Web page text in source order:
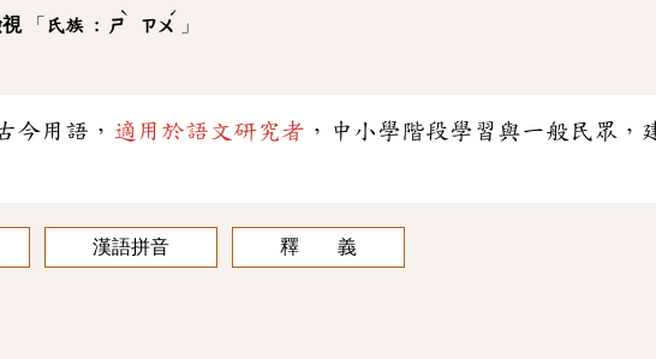
「 氏族 : ㄕ
ˋ
ㄗㄨ
ˊ
」
今用語， 適用於語文研究者 ，中小學階段學習與一般民眾，
漢語拼音 釋 義